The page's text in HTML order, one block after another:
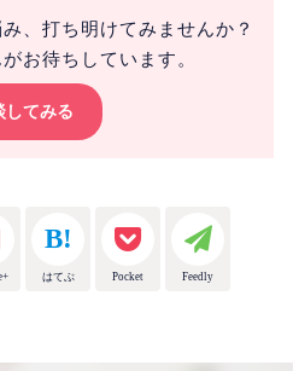
、打ち明けてみませんか？
お待ちしています。
してみる
はてぶ Pocket Feedly